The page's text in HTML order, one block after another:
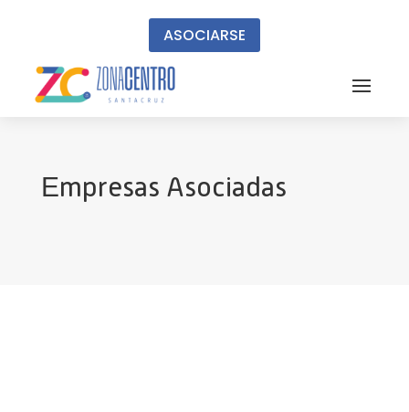
ASOCIARSE
Empresas Asociadas